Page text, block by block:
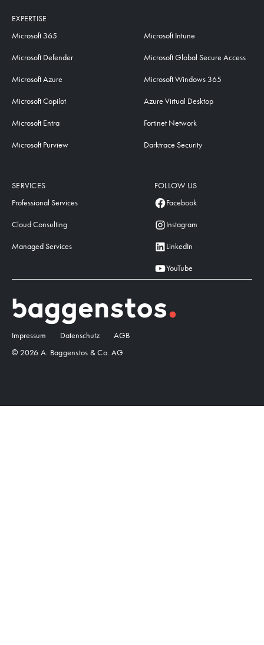
SERVICES
Professional Services
Cloud Consulting
Managed Services
EXPERTISE
Microsoft 365
Microsoft Defender
Microsoft Azure
Microsoft Copilot
Microsoft Entra
Microsoft Purview
Microsoft Intune
Microsoft Global Secure Access
Microsoft Windows 365
Azure Virtual Desktop
Fortinet Network
Darktrace Security
FOLLOW US
Facebook
Instagram
LinkedIn
YouTube
Impressum Datenschutz
AGB
© 2026 A. Baggenstos & Co. AG